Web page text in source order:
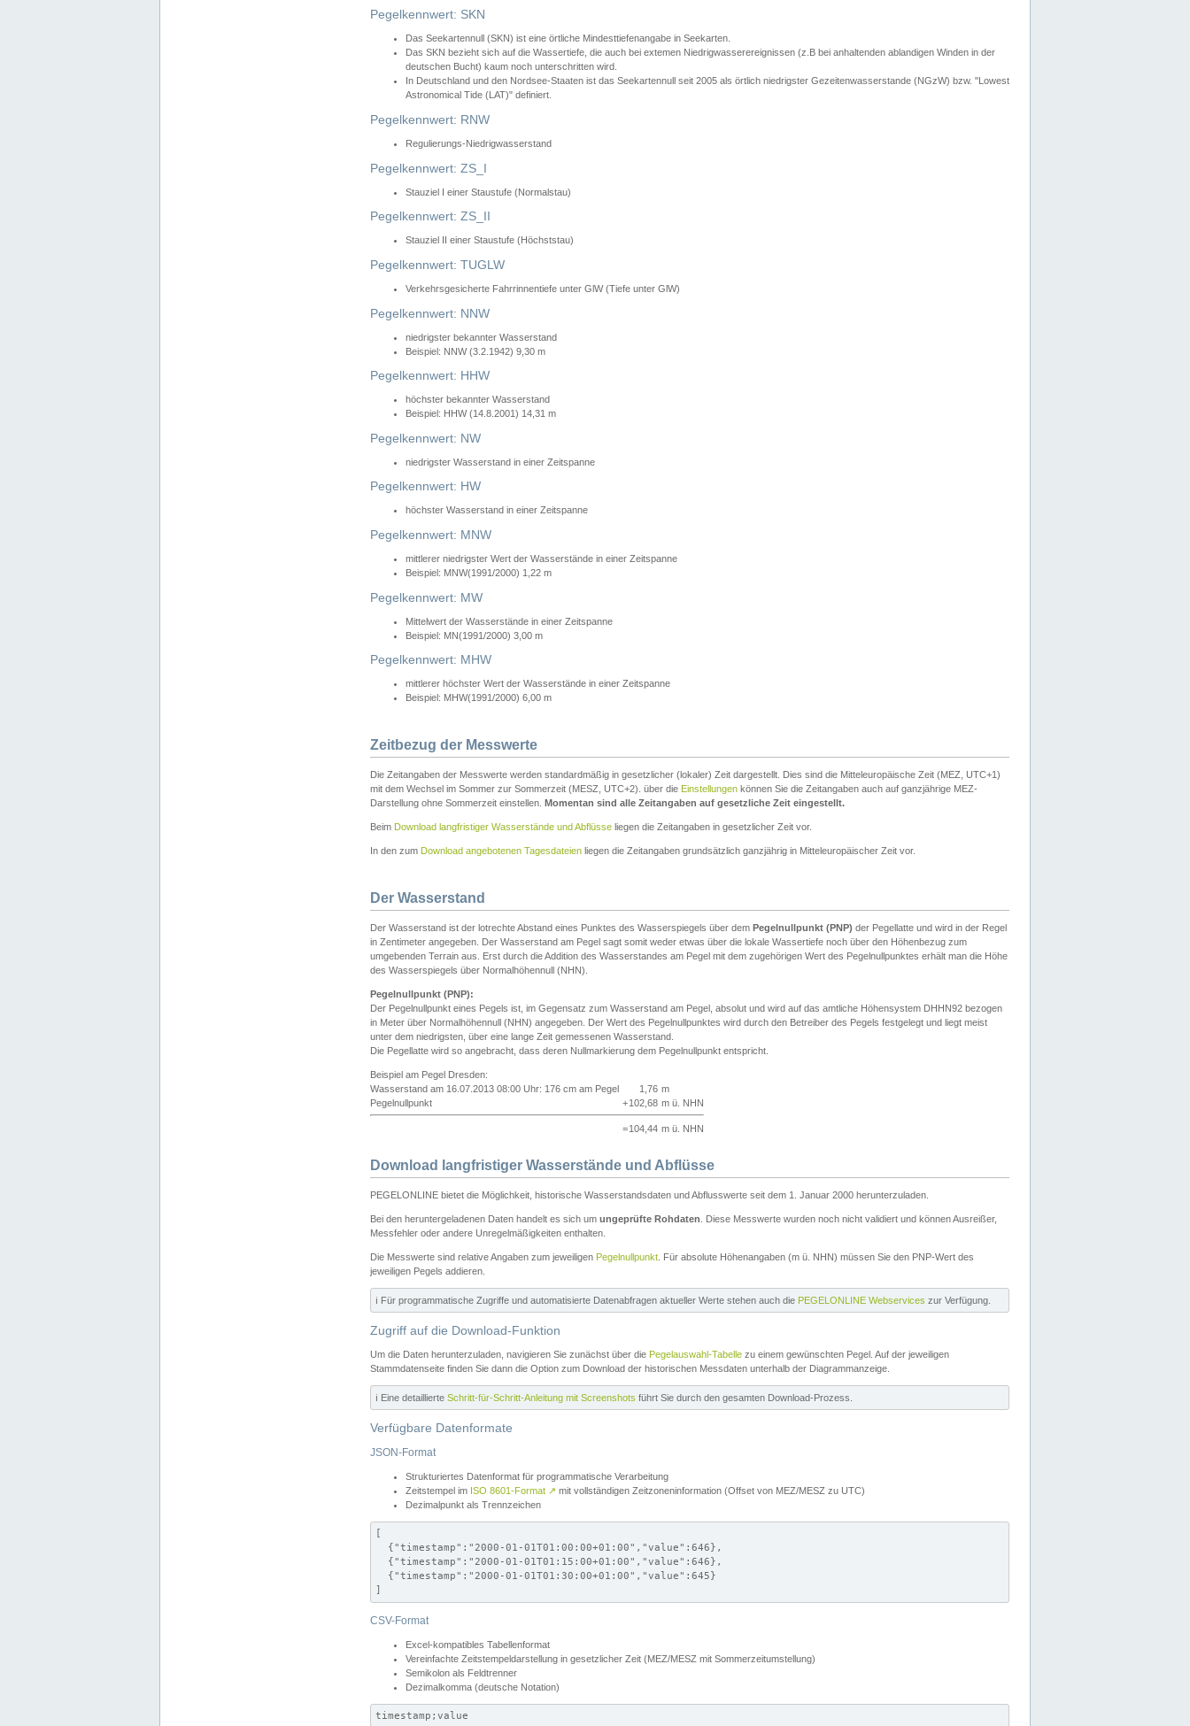
Pegelkennwert: SKN
Das Seekartennull (SKN) ist eine örtliche Mindesttiefenangabe in Seekarten.
Das SKN bezieht sich auf die Wassertiefe, die auch bei extemen Niedrigwasserereignissen (z.B bei anhaltenden ablandigen Winden in der
deutschen Bucht) kaum noch unterschritten wird.
In Deutschland und den Nordsee-Staaten ist das Seekartennull seit 2005 als örtlich niedrigster Gezeitenwasserstande (NGzW) bzw. "Lowest
Astronomical Tide (LAT)" definiert.
Pegelkennwert: RNW
Regulierungs-Niedrigwasserstand
Pegelkennwert: ZS_I
Stauziel I einer Staustufe (Normalstau)
Pegelkennwert: ZS_II
Stauziel II einer Staustufe (Höchststau)
Pegelkennwert: TUGLW
Verkehrsgesicherte Fahrrinnentiefe unter GlW (Tiefe unter GlW)
Pegelkennwert: NNW
niedrigster bekannter Wasserstand
Beispiel: NNW (3.2.1942) 9,30 m
Pegelkennwert: HHW
höchster bekannter Wasserstand
Beispiel: HHW (14.8.2001) 14,31 m
Pegelkennwert: NW
niedrigster Wasserstand in einer Zeitspanne
Pegelkennwert: HW
höchster Wasserstand in einer Zeitspanne
Pegelkennwert: MNW
mittlerer niedrigster Wert der Wasserstände in einer Zeitspanne
Beispiel: MNW(1991/2000) 1,22 m
Pegelkennwert: MW
Mittelwert der Wasserstände in einer Zeitspanne
Beispiel: MN(1991/2000) 3,00 m
Pegelkennwert: MHW
mittlerer höchster Wert der Wasserstände in einer Zeitspanne
Beispiel: MHW(1991/2000) 6,00 m
Zeitbezug der Messwerte
Die Zeitangaben der Messwerte werden standardmäßig in gesetzlicher (lokaler) Zeit dargestellt. Dies sind die Mitteleuropäische Zeit (MEZ, UTC+1)
mit dem Wechsel im Sommer zur Sommerzeit (MESZ, UTC+2). über die Einstellungen können Sie die Zeitangaben auch auf ganzjährige MEZ-
Darstellung ohne Sommerzeit einstellen. Momentan sind alle Zeitangaben auf gesetzliche Zeit eingestellt.
Beim Download langfristiger Wasserstände und Abflüsse liegen die Zeitangaben in gesetzlicher Zeit vor.
In den zum Download angebotenen Tagesdateien liegen die Zeitangaben grundsätzlich ganzjährig in Mitteleuropäischer Zeit vor.
Der Wasserstand
Der Wasserstand ist der lotrechte Abstand eines Punktes des Wasserspiegels über dem Pegelnullpunkt (PNP) der Pegellatte und wird in der Regel
in Zentimeter angegeben. Der Wasserstand am Pegel sagt somit weder etwas über die lokale Wassertiefe noch über den Höhenbezug zum
umgebenden Terrain aus. Erst durch die Addition des Wasserstandes am Pegel mit dem zugehörigen Wert des Pegelnullpunktes erhält man die Höhe
des Wasserspiegels über Normalhöhennull (NHN).
Pegelnullpunkt (PNP):
Der Pegelnullpunkt eines Pegels ist, im Gegensatz zum Wasserstand am Pegel, absolut und wird auf das amtliche Höhensystem DHHN92 bezogen
in Meter über Normalhöhennull (NHN) angegeben. Der Wert des Pegelnullpunktes wird durch den Betreiber des Pegels festgelegt und liegt meist
unter dem niedrigsten, über eine lange Zeit gemessenen Wasserstand.
Die Pegellatte wird so angebracht, dass deren Nullmarkierung dem Pegelnullpunkt entspricht.
Beispiel am Pegel Dresden:
Wasserstand am 16.07.2013 08:00 Uhr: 176 cm am Pegel
1,76 m
Pegelnullpunkt
+102,68 m ü. NHN
=104,44 m ü. NHN
Download langfristiger Wasserstände und Abflüsse
PEGELONLINE bietet die Möglichkeit, historische Wasserstandsdaten und Abflusswerte seit dem 1. Januar 2000 herunterzuladen.
Bei den heruntergeladenen Daten handelt es sich um ungeprüfte Rohdaten . Diese Messwerte wurden noch nicht validiert und können Ausreißer,
Messfehler oder andere Unregelmäßigkeiten enthalten.
Die Messwerte sind relative Angaben zum jeweiligen Pegelnullpunkt . Für absolute Höhenangaben (m ü. NHN) müssen Sie den PNP-Wert des
jeweiligen Pegels addieren.
ℹ️ Für programmatische Zugriffe und automatisierte Datenabfragen aktueller Werte stehen auch die PEGELONLINE Webservices zur Verfügung.
Zugriff auf die Download-Funktion
Um die Daten herunterzuladen, navigieren Sie zunächst über die Pegelauswahl-Tabelle zu einem gewünschten Pegel. Auf der jeweiligen
Stammdatenseite finden Sie dann die Option zum Download der historischen Messdaten unterhalb der Diagrammanzeige.
ℹ️ Eine detaillierte Schritt-für-Schritt-Anleitung mit Screenshots führt Sie durch den gesamten Download-Prozess.
Verfügbare Datenformate
JSON-Format
Strukturiertes Datenformat für programmatische Verarbeitung
Zeitstempel im ISO 8601-Format ↗ mit vollständigen Zeitzoneninformation (Offset von MEZ/MESZ zu UTC)
Dezimalpunkt als Trennzeichen
[
  {"timestamp":"2000-01-01T01:00:00+01:00","value":646},
  {"timestamp":"2000-01-01T01:15:00+01:00","value":646},
  {"timestamp":"2000-01-01T01:30:00+01:00","value":645}
]
CSV-Format
Excel-kompatibles Tabellenformat
Vereinfachte Zeitstempeldarstellung in gesetzlicher Zeit (MEZ/MESZ mit Sommerzeitumstellung)
Semikolon als Feldtrenner
Dezimalkomma (deutsche Notation)
timestamp;value